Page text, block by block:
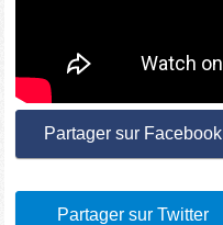
Partager sur Facebook
Partager sur Twitter